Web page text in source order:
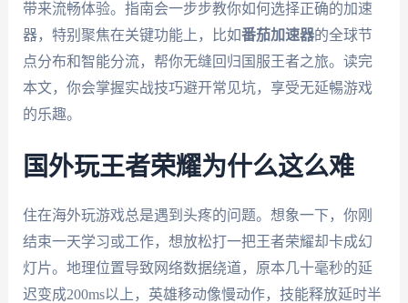
带来流畅体验。指南会一步步教你如何选择正确的加速
器，特别聚焦在关键功能上，比如番茄加速器的全球节
点分布和智能分流，帮你无缝回归国服王者之旅。读完
本文，你会掌握实战技巧避开常见坑，享受无延暢游戏
的乐趣。
国外玩王者荣耀为什么这么难
住在海外玩游戏总是遇到头疼的问题。想象一下，你刚
结束一天学习或工作，想放松打一把王者荣耀却卡成幻
灯片。地理位置导致网络数据绕道，原本几十毫秒的延
迟变成200ms以上，英雄移动像慢动作，技能释放延时半